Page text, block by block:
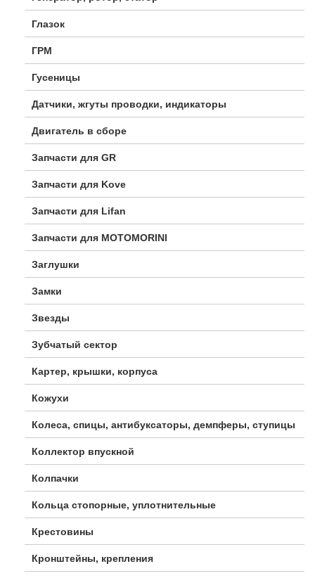
Глазок
ГРМ
Гусеницы
Датчики, жгуты проводки, индикаторы
Двигатель в сборе
Запчасти для GR
Запчасти для Kove
Запчасти для Lifan
Запчасти для MOTOMORINI
Заглушки
Замки
Звезды
Зубчатый сектор
Картер, крышки, корпуса
Кожухи
Колеса, спицы, антибуксаторы, демпферы, ступицы
Коллектор впускной
Колпачки
Кольца стопорные, уплотнительные
Крестовины
Кронштейны, крепления